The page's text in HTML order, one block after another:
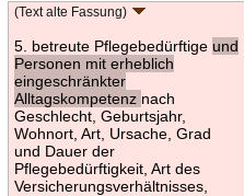
(Text alte Fassung)
5. betreute Pflegebedürftige und
Personen mit erheblich
eingeschränkter
Alltagskompetenz nach
Geschlecht, Geburtsjahr,
Wohnort, Art, Ursache, Grad
und Dauer der
Pflegebedürftigkeit, Art des
Versicherungsverhältnisses,